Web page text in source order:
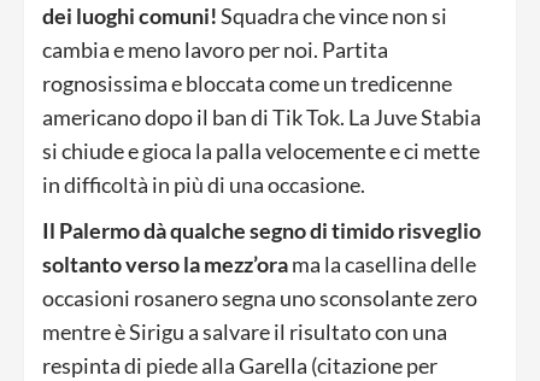
dei luoghi comuni!Squadra che vince non si
cambia e meno lavoro per noi. Partita
rognosissima e bloccata come un tredicenne
americano dopo il ban di Tik Tok. La Juve Stabia
si chiude e gioca la palla velocemente e ci mette
in difficoltà in più di una occasione.
Il Palermo dà qualche segno di timido risveglio
soltanto verso la mezz’orama la casellina delle
occasioni rosanero segna uno sconsolante zero
mentre è Sirigu a salvare il risultato con una
respinta di piede alla Garella (citazione per